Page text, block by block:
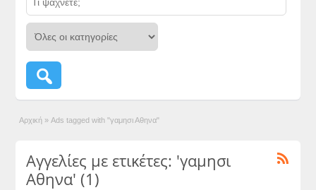
Αρχική » Ads tagged with "γαμησι Αθηνα"
Αγγελίες με ετικέτες: 'γαμησι
Αθηνα' (1)